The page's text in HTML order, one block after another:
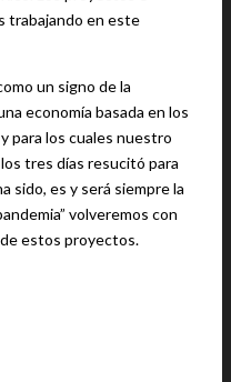
trabajando en este
un signo de la
economía basada en los
para los cuales nuestro
tres días resucitó para
sido, es y será siempre la
volveremos con
estos proyectos.